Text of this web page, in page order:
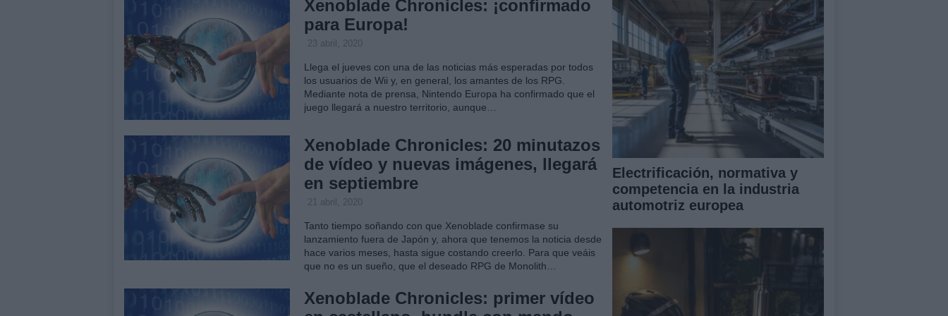
Xenoblade Chronicles: ¡confirmado
para Europa!
23 abril, 2020
Llega el jueves con una de las noticias más esperadas por todos
los usuarios de Wii y, en general, los amantes de los RPG.
Mediante nota de prensa, Nintendo Europa ha confirmado que el
juego llegará a nuestro territorio, aunque…
Xenoblade Chronicles: 20 minutazos
de vídeo y nuevas imágenes, llegará
en septiembre
21 abril, 2020
Tanto tiempo soñando con que Xenoblade confirmase su
lanzamiento fuera de Japón y, ahora que tenemos la noticia desde
hace varios meses, hasta sigue costando creerlo. Para que veáis
que no es un sueño, que el deseado RPG de Monolith…
Xenoblade Chronicles: primer vídeo
Electrificación, normativa y
competencia en la industria
automotriz europea